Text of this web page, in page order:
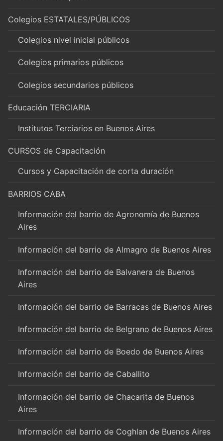
Colegios ESTATALES/PÚBLICOS
Colegios nivel inicial públicos
Colegios primarios públicos
Colegios secundarios públicos
Educación TERCIARIA
Institutos Terciarios en Buenos Aires
CURSOS de Capacitación
Cursos y Capacitación de corta duración
BARRIOS CABA
Información del barrio de Agronomía de Buenos
Aires
Información del barrio de Almagro de Buenos Aires
Información del barrio de Balvanera de Buenos
Aires
Información del barrio de Barracas de Buenos Aires
Información del barrio de Belgrano de Buenos Aires
Información del barrio de Boedo de Buenos Aires
Información del barrio de Caballito
Información del barrio de Chacarita de Buenos
Aires
Información del barrio de Coghlan de Buenos Aires